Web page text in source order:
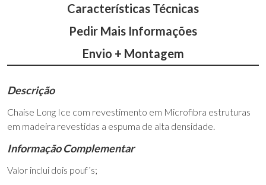
Características Técnicas
Pedir Mais Informações
Envio + Montagem
Descrição
Chaise Long Ice com revestimento em Microfibra estruturas
em madeira revestidas a espuma de alta densidade.
Informação Complementar
Valor inclui dois pouf´s;